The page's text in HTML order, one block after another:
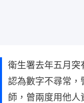
衛生署去年五月突
認為數字不尋常，
師，曾兩度用他人